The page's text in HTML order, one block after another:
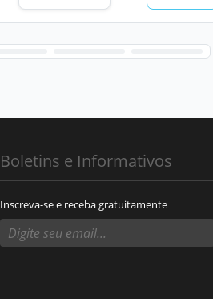
Boletins e Informativos
Inscreva-se e receba gratuitamente